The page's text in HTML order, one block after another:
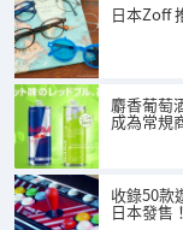
日本Zoff
麝香葡萄
成為常規
收錄50款
日本發售